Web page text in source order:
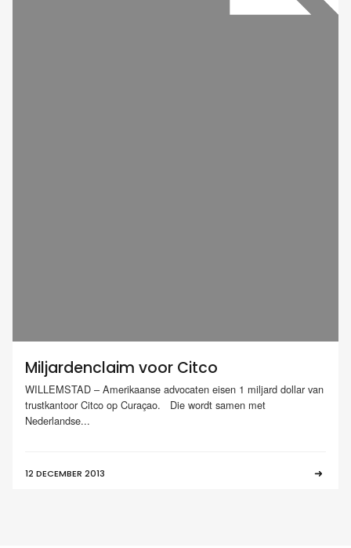
Miljardenclaim voor Citco
WILLEMSTAD – Amerikaanse advocaten eisen 1 miljard dollar van
trustkantoor Citco op Curaçao. Die wordt samen met
Nederlandse...
12 DECEMBER 2013